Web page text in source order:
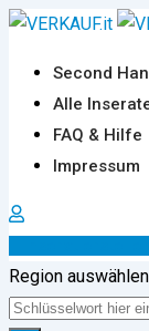
Zum
springen
Second
Alle
FAQ & Hilfe
Impressum
Region auswählen